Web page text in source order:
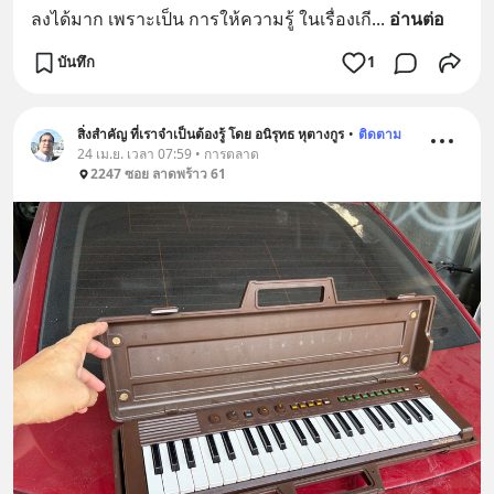
ลงได้มาก เพราะเป็น การให้ความรู้ ในเรื่องเกี... อ่านต่อ
บันทึก 1
สิ่งสำคัญ ที่เราจำเป็นต้องรู้ โดย อนิรุทธ หุตางกูร • ติดตาม
24 เม.ย. เวลา 07:59 • การตลาด
2247 ซอย ลาดพร้าว 61